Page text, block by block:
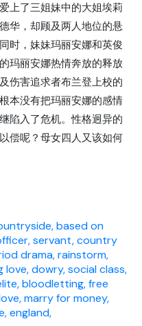
上了三姐妹中的大姐埃莉
华，却顾及两人地位的悬
时，妹妹玛丽安娜和英俊
玛丽安娜热情奔放的释放
伤害追求者布兰登上校的
本没有把玛丽安娜的感情
陷入了危机。性格迥异的
偿呢？母女四人又该如何
based on
servant,country
drama,rainstorm,
love,dowry,social class,
bloodletting,free
marry for money,
england,